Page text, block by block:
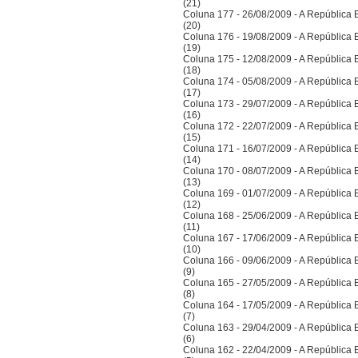
(21)
Coluna 177 - 26/08/2009 - A República
(20)
Coluna 176 - 19/08/2009 - A República
(19)
Coluna 175 - 12/08/2009 - A República
(18)
Coluna 174 - 05/08/2009 - A República
(17)
Coluna 173 - 29/07/2009 - A República
(16)
Coluna 172 - 22/07/2009 - A República
(15)
Coluna 171 - 16/07/2009 - A República
(14)
Coluna 170 - 08/07/2009 - A República
(13)
Coluna 169 - 01/07/2009 - A República
(12)
Coluna 168 - 25/06/2009 - A República
(11)
Coluna 167 - 17/06/2009 - A República
(10)
Coluna 166 - 09/06/2009 - A República
(9)
Coluna 165 - 27/05/2009 - A República
(8)
Coluna 164 - 17/05/2009 - A República
(7)
Coluna 163 - 29/04/2009 - A República
(6)
Coluna 162 - 22/04/2009 - A República